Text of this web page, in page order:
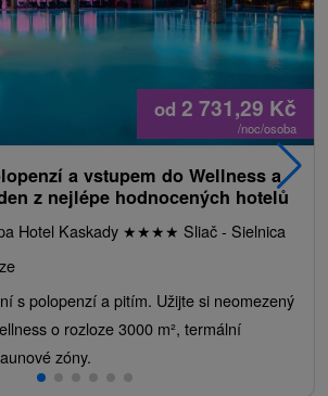
od 2 731,29 Kč
/noc/osoba
a vstupem do Wellness a
z nejlépe hodnocených hotelů
Hotel Kaskady ★★★★ Sliač - Sielnica
s polopenzí a pitím. Užijte si neomezený
o rozloze 3000 m², termální
zóny.